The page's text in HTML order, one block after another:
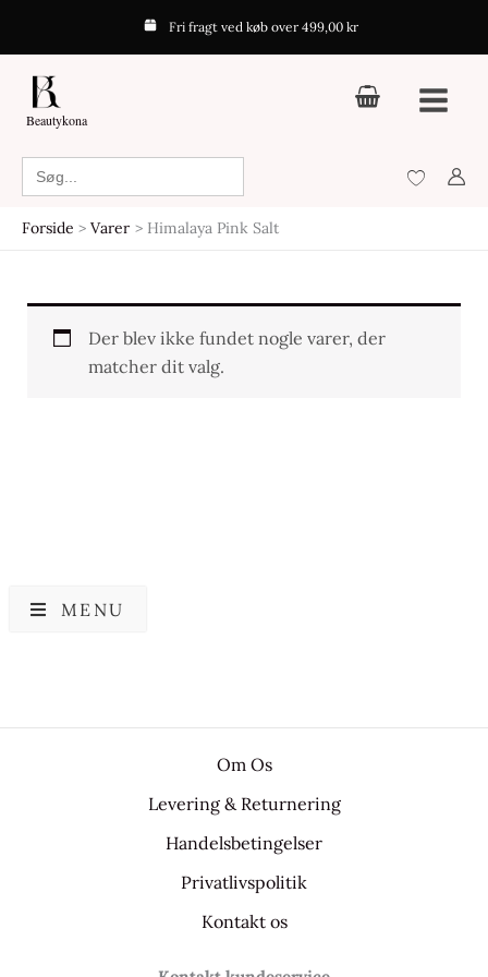
indholdet
Fri fragt ved køb over 499,00 kr
Beautykona
Search
for:
Forside Varer Himalaya Pink Salt
MENU
Der blev ikke fundet nogle varer, der
matcher dit valg.
Om Os
Levering & Returnering
Handelsbetingelser
Privatlivspolitik
Kontakt os